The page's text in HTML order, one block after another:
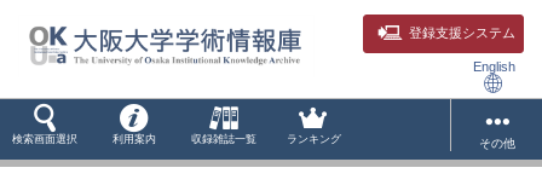
登録支援システム
English
検索画面選択 利用案内 収録雑誌一覧 ランキング その他